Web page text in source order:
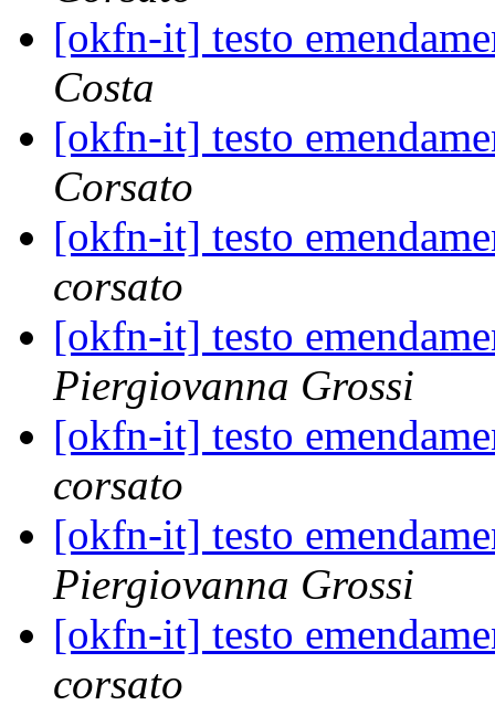
[okfn-it] testo
Costa
[okfn-it] testo
Corsato
[okfn-it] testo
corsato
[okfn-it] testo
Piergiovanna Grossi
[okfn-it] testo
corsato
[okfn-it] testo
Piergiovanna Grossi
[okfn-it] testo
corsato